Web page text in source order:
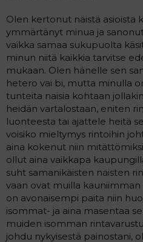
Olen kertonut näistä asioista
ymmärtänyt minua ja
vaikka samaa sukupuolta
minun niitä kaikkia tarvitse
mukaan. Olen hänelle sen
hetero vai bi, mutta minulla
tunteita naisia kohtaan
heidän vartalostaan, eniten
luonteesta tai ajattele heitä
voisiko mieltymys rintoihin
aina kokenut niin
ollut aina vaikkapa
suht samanikäisten naisten
vaan ovat muilla
on avonaisempi paita niin
isommat- ja aina masentaa
muiden isomman
johdu nykyisestä painostani,